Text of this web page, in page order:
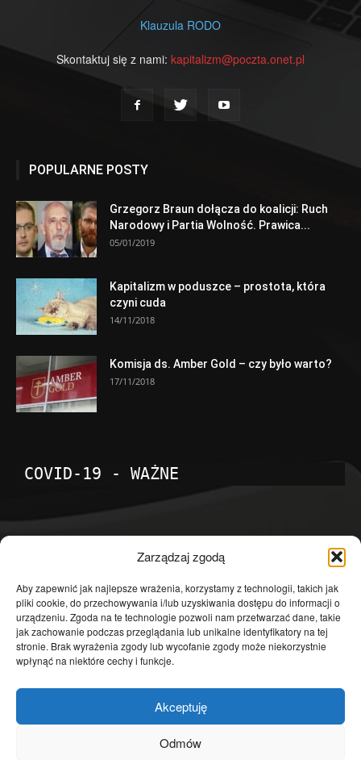
Zarządzaj zgodą
Aby zapewnić jak najlepsze wrażenia, korzystamy z technologii, takich jak
pliki cookie, do przechowywania i/lub uzyskiwania dostępu do informacji o
urządzeniu. Zgoda na te technologie pozwoli nam przetwarzać dane, takie
jak zachowanie podczas przeglądania lub unikalne identyfikatory na tej
stronie. Brak wyrażenia zgody lub wycofanie zgody może niekorzystnie
wpłynąć na niektóre cechy i funkcje.
Akceptuję
Odmów
Klauzula RODO
Skontaktuj się z nami: kapitalizm@poczta.onet.pl
POPULARNE POSTY
Grzegorz Braun dołącza do koalicji: Ruch
Narodowy i Partia Wolność. Prawica...
05/01/2019
Kapitalizm w poduszce – prostota, która
czyni cuda
14/11/2018
Komisja ds. Amber Gold – czy było warto?
17/11/2018
COVID-19 - WAŻNE
Temat dnia
4601
Publicystyka
4363
Polityka
3639
Polska
Społeczeństwo
2823